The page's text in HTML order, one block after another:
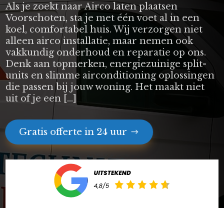
Als je zoekt naar Airco laten plaatsen
Voorschoten, sta je met één voet al in een
koel, comfortabel huis. Wij verzorgen niet
alleen airco installatie, maar nemen ook
vakkundig onderhoud en reparatie op ons.
Denk aan topmerken, energiezuinige split-
units en slimme airconditioning oplossingen
die passen bij jouw woning. Het maakt niet
uit of je een […]
Gratis offerte in 24 uur